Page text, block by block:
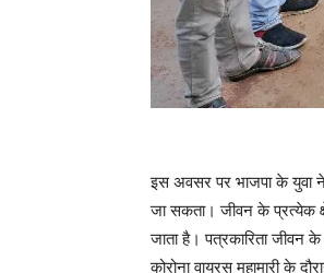
इस अवसर पर भाजपा के युवा
जा सकता। जीवन के प्रत्येक
जाता है। पत्रकारिता जीवन
कोरोना वायरस महामारी के